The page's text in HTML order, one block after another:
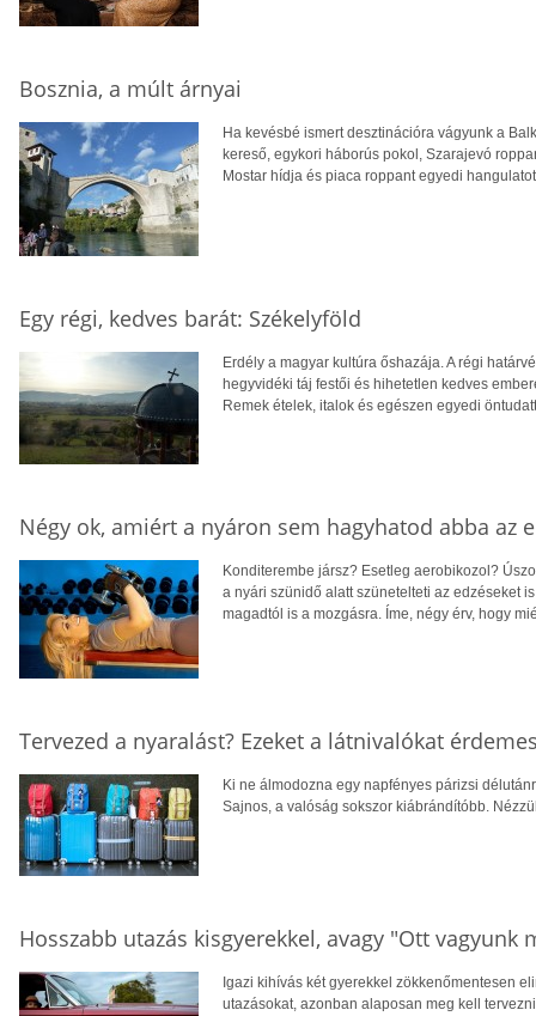
Bosznia, a múlt árnyai
Ha kevésbé ismert desztinációra vágyunk a
kereső, egykori háborús pokol, Szarajevó
Mostar hídja és piaca roppant egyedi
Egy régi, kedves barát: Székelyföld
Erdély a magyar kultúra őshazája. A régi
hegyvidéki táj festői és hihetetlen kedves
Remek ételek, italok és egészen egyedi
Négy ok, amiért a nyáron sem hagyhatod abba az
Konditerembe jársz? Esetleg aerobikozol?
a nyári szünidő alatt szünetelteti az edzéseket
magadtól is a mozgásra. Íme, négy érv, hogy
Tervezed a nyaralást? Ezeket a látnivalókat
Ki ne álmodozna egy napfényes párizsi
Sajnos, a valóság sokszor kiábrándítóbb.
Hosszabb utazás kisgyerekkel, avagy "Ott vagyunk
Igazi kihívás két gyerekkel zökkenőmentesen
utazásokat, azonban alaposan meg kell